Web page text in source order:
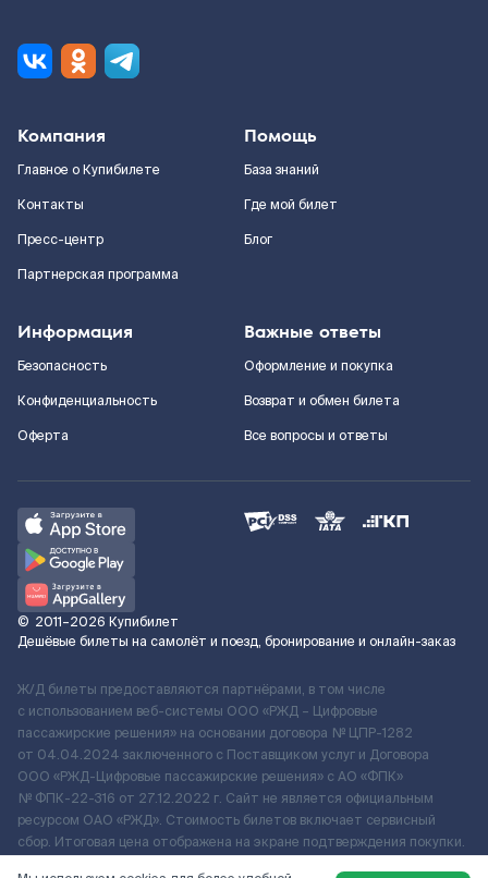
Компания
Главное о Купибилете
Контакты
Пресс-центр
Партнерская программа
Помощь
База знаний
Где мой билет
Блог
Информация
Безопасность
Конфиденциальность
Оферта
Важные ответы
Оформление и покупка
Возврат и обмен билета
Все вопросы и ответы
© 2011–2026 Купибилет
Дешёвые билеты на самолёт и поезд, бронирование и онлайн-заказ
Ж/Д билеты предоставляются партнёрами, в том числе
с использованием веб-системы ООО «РЖД – Цифровые
пассажирские решения» на основании договора № ЦПР-1282
от 04.04.2024 заключенного с Поставщиком услуг и Договора
ООО «РЖД-Цифровые пассажирские решения» c АО «ФПК»
№ ФПК-22-316 от 27.12.2022 г. Сайт не является официальным
ресурсом ОАО «РЖД». Стоимость билетов включает сервисный
сбор. Итоговая цена отображена на экране подтверждения покупки.